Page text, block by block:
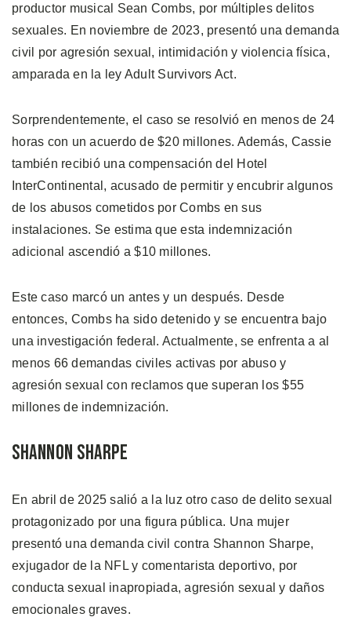
productor musical Sean Combs, por múltiples delitos
sexuales. En noviembre de 2023, presentó una demanda
civil por agresión sexual, intimidación y violencia física,
amparada en la ley Adult Survivors Act.
Sorprendentemente, el caso se resolvió en menos de 24
horas con un acuerdo de $20 millones. Además, Cassie
también recibió una compensación del Hotel
InterContinental, acusado de permitir y encubrir algunos
de los abusos cometidos por Combs en sus
instalaciones. Se estima que esta indemnización
adicional ascendió a $10 millones.
Este caso marcó un antes y un después. Desde
entonces, Combs ha sido detenido y se encuentra bajo
una investigación federal. Actualmente, se enfrenta a al
menos 66 demandas civiles activas por abuso y
agresión sexual con reclamos que superan los $55
millones de indemnización.
Shannon Sharpe
En abril de 2025 salió a la luz otro caso de delito sexual
protagonizado por una figura pública. Una mujer
presentó una demanda civil contra Shannon Sharpe,
exjugador de la NFL y comentarista deportivo, por
conducta sexual inapropiada, agresión sexual y daños
emocionales graves.